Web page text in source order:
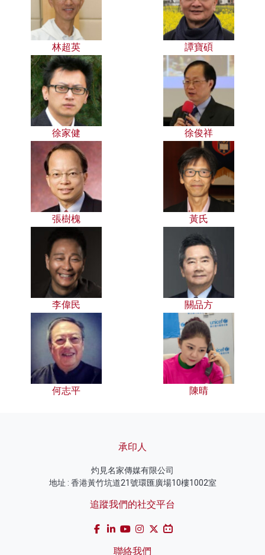
林超英 譚寶碩
徐家健 徐俊祥
張樹槐 黃氏
李偉民 關品方
何志平 陳晴
承印人
灼見名家傳媒有限公司
地址 : 香港黃竹坑道21號環匯廣場10樓1002室
追蹤我們的社交平台
聯絡我們